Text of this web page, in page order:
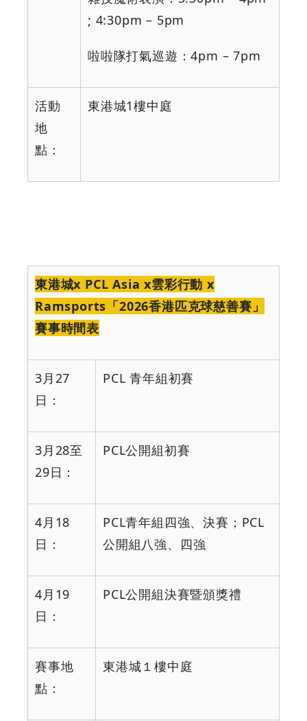
; 4:30pm – 5pm
啦啦隊打氣巡遊：4pm – 7pm
活動
地
點：
東港城1樓中庭
東港城x PCL Asia x雲彩行動 x
Ramsports 「2026香港匹克球慈善賽」
賽事時間表
3月 27
日：
PCL青年組初賽
3月 28至
29日：
PCL公開組初賽
4月 18
日：
PCL青年組四強、決賽； PCL
公開組八強、四強
4月 19
日：
PCL公開組決賽暨頒獎禮
賽事地
點：
東港城１樓中庭